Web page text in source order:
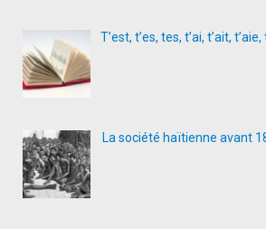
T’est, t’es, tes, t’ai, t’ait,
La société haïtienne avant